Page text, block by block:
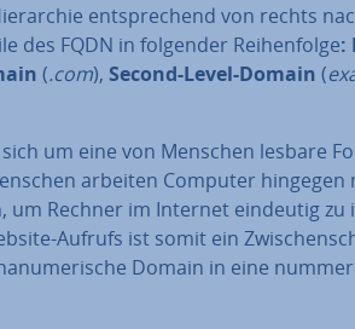
ent­spre­chend von rechts
des FQDN in folgender Rei­hen­fol­ge:
(.com), Second-Level-Domain (
um eine von Menschen lesbare
arbeiten Computer hingegen
um Rechner im Internet eindeutig
Aufrufs ist somit ein
Domain in eine